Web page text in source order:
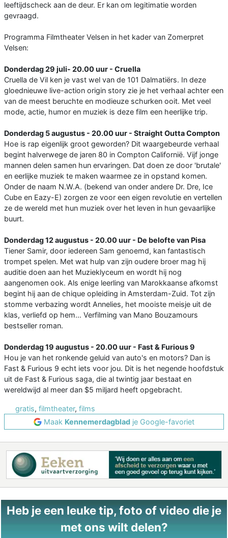
leeftijdscheck aan de deur. Er kan om legitimatie worden
gevraagd.
Programma Filmtheater Velsen in het kader van Zomerpret
Velsen:
Donderdag 29 juli- 20.00 uur - Cruella
Cruella de Vil ken je vast wel van de 101 Dalmatiërs. In deze
gloednieuwe live-action origin story zie je het verhaal achter een
van de meest beruchte en modieuze schurken ooit. Met veel
mode, actie, humor en muziek is deze film een heerlijke trip.
Donderdag 5 augustus - 20.00 uur - Straight Outta Compton
Hoe is rap eigenlijk groot geworden? Dit waargebeurde verhaal
begint halverwege de jaren 80 in Compton Californië. Vijf jonge
mannen delen samen hun ervaringen. Dat doen ze door 'brutale'
en eerlijke muziek te maken waarmee ze in opstand komen.
Onder de naam N.W.A. (bekend van onder andere Dr. Dre, Ice
Cube en Eazy-E) zorgen ze voor een eigen revolutie en vertellen
ze de wereld met hun muziek over het leven in hun gevaarlijke
buurt.
Donderdag 12 augustus - 20.00 uur - De belofte van Pisa
Tiener Samir, door iedereen Sam genoemd, kan fantastisch
trompet spelen. Met wat hulp van zijn oudere broer mag hij
auditie doen aan het Muzieklyceum en wordt hij nog
aangenomen ook. Als enige leerling van Marokkaanse afkomst
begint hij aan de chique opleiding in Amsterdam-Zuid. Tot zijn
stomme verbazing wordt Annelies, het mooiste meisje uit de
klas, verliefd op hem… Verfilming van Mano Bouzamours
bestseller roman.
Donderdag 19 augustus - 20.00 uur - Fast & Furious 9
Hou je van het ronkende geluid van auto's en motors? Dan is
Fast & Furious 9 echt iets voor jou. Dit is het negende hoofdstuk
uit de Fast & Furious saga, die al twintig jaar bestaat en
wereldwijd al meer dan $5 miljard heeft opgebracht.
gratis, filmtheater, films
Maak Kennemerdagblad je Google-favoriet
Heb je een leuke tip, foto of video die je
met ons wilt delen?